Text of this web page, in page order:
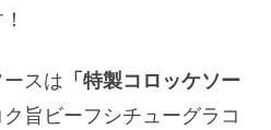
スは 「特製コロッケソー
旨ビーフシチューグラコ